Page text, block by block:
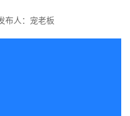
布人：宠老板